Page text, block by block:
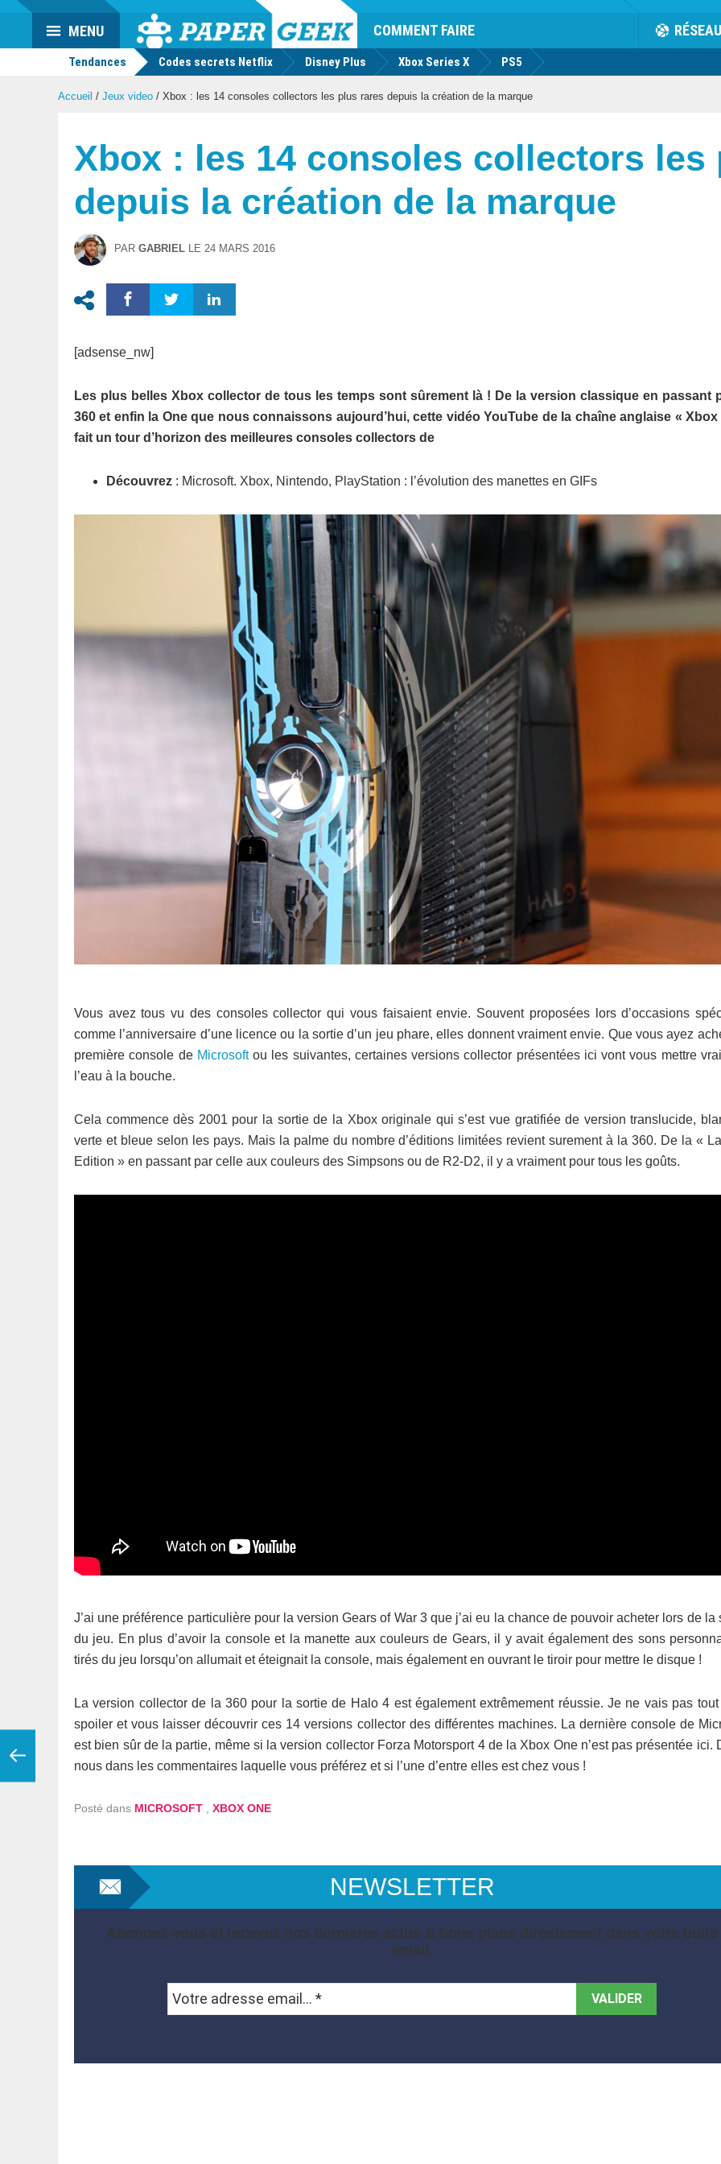
Actu
geek
COMMENT FAIRE RÉSEAU
MENU
Tendances Codes secrets Netflix Disney Plus Xbox Series X PS5
Accueil / Jeux video / Xbox : les 14 consoles collectors les plus rares depuis la création de la marque
Xbox : les 14 consoles collectors les
depuis la création de la marque
PAR GABRIEL LE 24 MARS 2016
[adsense_nw]
Les plus belles Xbox collector de tous les temps sont sûrement là ! De la version classique en passant
360 et enfin la One que nous connaissons aujourd’hui, cette vidéo YouTube de la chaîne anglaise « Xbox
fait un tour d’horizon des meilleures consoles collectors de
Découvrez : Microsoft. Xbox, Nintendo, PlayStation : l’évolution des manettes en GIFs
Vous avez tous vu des consoles collector qui vous faisaient envie. Souvent proposées lors d’occasions
comme l’anniversaire d’une licence ou la sortie d’un jeu phare, elles donnent vraiment envie. Que vous ayez
première console de Microsoftou les suivantes, certaines versions collector présentées ici vont vous mettre
l’eau à la bouche.
Cela commence dès 2001 pour la sortie de la Xbox originale qui s’est vue gratifiée de version translucide,
verte et bleue selon les pays. Mais la palme du nombre d’éditions limitées revient surement à la 360. De la «
Edition » en passant par celle aux couleurs des Simpsons ou de R2-D2, il y a vraiment pour tous les goûts.
J’ai une préférence particulière pour la version Gears of War 3 que j’ai eu la chance de pouvoir acheter lors de la
du jeu. En plus d’avoir la console et la manette aux couleurs de Gears, il y avait également des sons
tirés du jeu lorsqu’on allumait et éteignait la console, mais également en ouvrant le tiroir pour mettre le disque !
La version collector de la 360 pour la sortie de Halo 4 est également extrêmement réussie. Je ne vais pas
spoiler et vous laisser découvrir ces 14 versions collector des différentes machines. La dernière console de
est bien sûr de la partie, même si la version collector Forza Motorsport 4 de la Xbox One n’est pas présentée ici.
nous dans les commentaires laquelle vous préférez et si l’une d’entre elles est chez vous !
Posté dans MICROSOFT XBOX ONE
NEWSLETTER
Abonnez-vous et recevez nos dernières actus & bons plans directement dans votre boite
email.